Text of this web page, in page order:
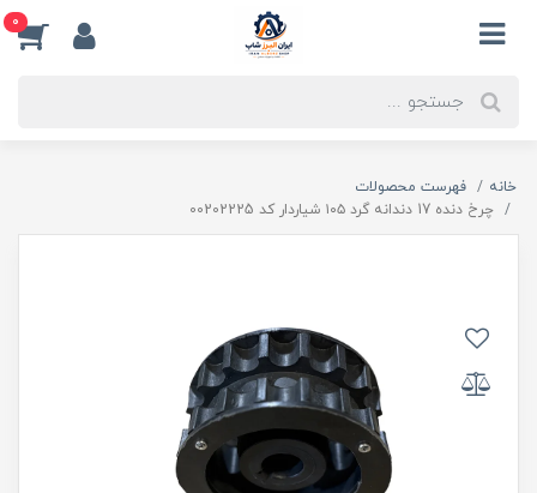
0
خانه
فهرست محصولات
چرخ دنده 17 دندانه گرد ۱۰۵ شیاردار کد 00202225